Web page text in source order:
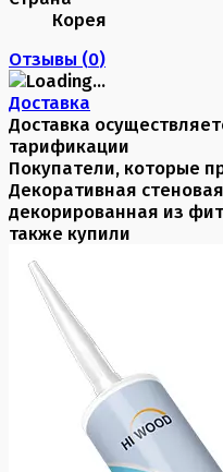
Корея
Отзывы (0)
Доставка
Доставка
тарификации
Покупатели, которые
Декоративная стеновая
декорированная из
также купили